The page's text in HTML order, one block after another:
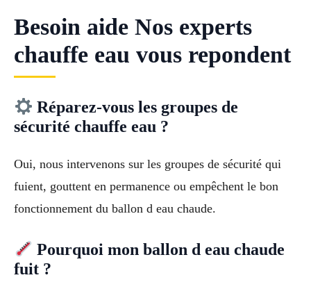
Besoin aide Nos experts
chauffe eau vous repondent
Réparez-vous les groupes de
sécurité chauffe eau ?
Oui, nous intervenons sur les groupes de sécurité qui
fuient, gouttent en permanence ou empêchent le bon
fonctionnement du ballon d eau chaude.
Pourquoi mon ballon d eau chaude
fuit ?